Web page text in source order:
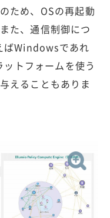
ため、OSの再起動
た、通信制御につ
ばWindowsであれ
トフォームを使う
えることもありま